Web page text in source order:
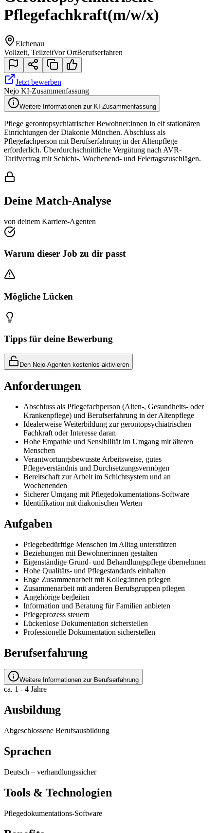
Pflegefachkraft(m/w/x)
Eichenau
Vollzeit, TeilzeitVor OrtBerufserfahren
Jetzt bewerben
Nejo KI-Zusammenfassung
Weitere Informationen zur KI-Zusammenfassung
Pflege gerontopsychiatrischer Bewohner:innen in elf stationären
Einrichtungen der Diakonie München. Abschluss als
Pflegefachperson mit Berufserfahrung in der Altenpflege
erforderlich. Überdurchschnittliche Vergütung nach AVR-
Tarifvertrag mit Schicht-, Wochenend- und Feiertagszuschlägen.
Deine Match-Analyse
von deinem Karriere-Agenten
Warum dieser Job zu dir passt
Mögliche Lücken
Tipps für deine Bewerbung
Den Nejo-Agenten kostenlos aktivieren
Anforderungen
Abschluss als Pflegefachperson (Alten-, Gesundheits- oder
Krankenpflege) und Berufserfahrung in der Altenpflege
Idealerweise Weiterbildung zur gerontopsychiatrischen
Fachkraft oder Interesse daran
Hohe Empathie und Sensibilität im Umgang mit älteren
Menschen
Verantwortungsbewusste Arbeitsweise, gutes
Pflegeverständnis und Durchsetzungsvermögen
Bereitschaft zur Arbeit im Schichtsystem und an
Wochenenden
Sicherer Umgang mit Pflegedokumentations-Software
Identifikation mit diakonischen Werten
Aufgaben
Pflegebedürftige Menschen im Alltag unterstützen
Beziehungen mit Bewohner:innen gestalten
Eigenständige Grund- und Behandlungspflege übernehmen
Hohe Qualitäts- und Pflegestandards einhalten
Enge Zusammenarbeit mit Kolleg:innen pflegen
Zusammenarbeit mit anderen Berufsgruppen pflegen
Angehörige begleiten
Information und Beratung für Familien anbieten
Pflegeprozess steuern
Lückenlose Dokumentation sicherstellen
Professionelle Dokumentation sicherstellen
Berufserfahrung
Weitere Informationen zur Berufserfahrung
ca. 1 - 4 Jahre
Ausbildung
Abgeschlossene Berufsausbildung
Sprachen
Deutsch – verhandlungssicher
Tools & Technologien
Pflegedokumentations-Software